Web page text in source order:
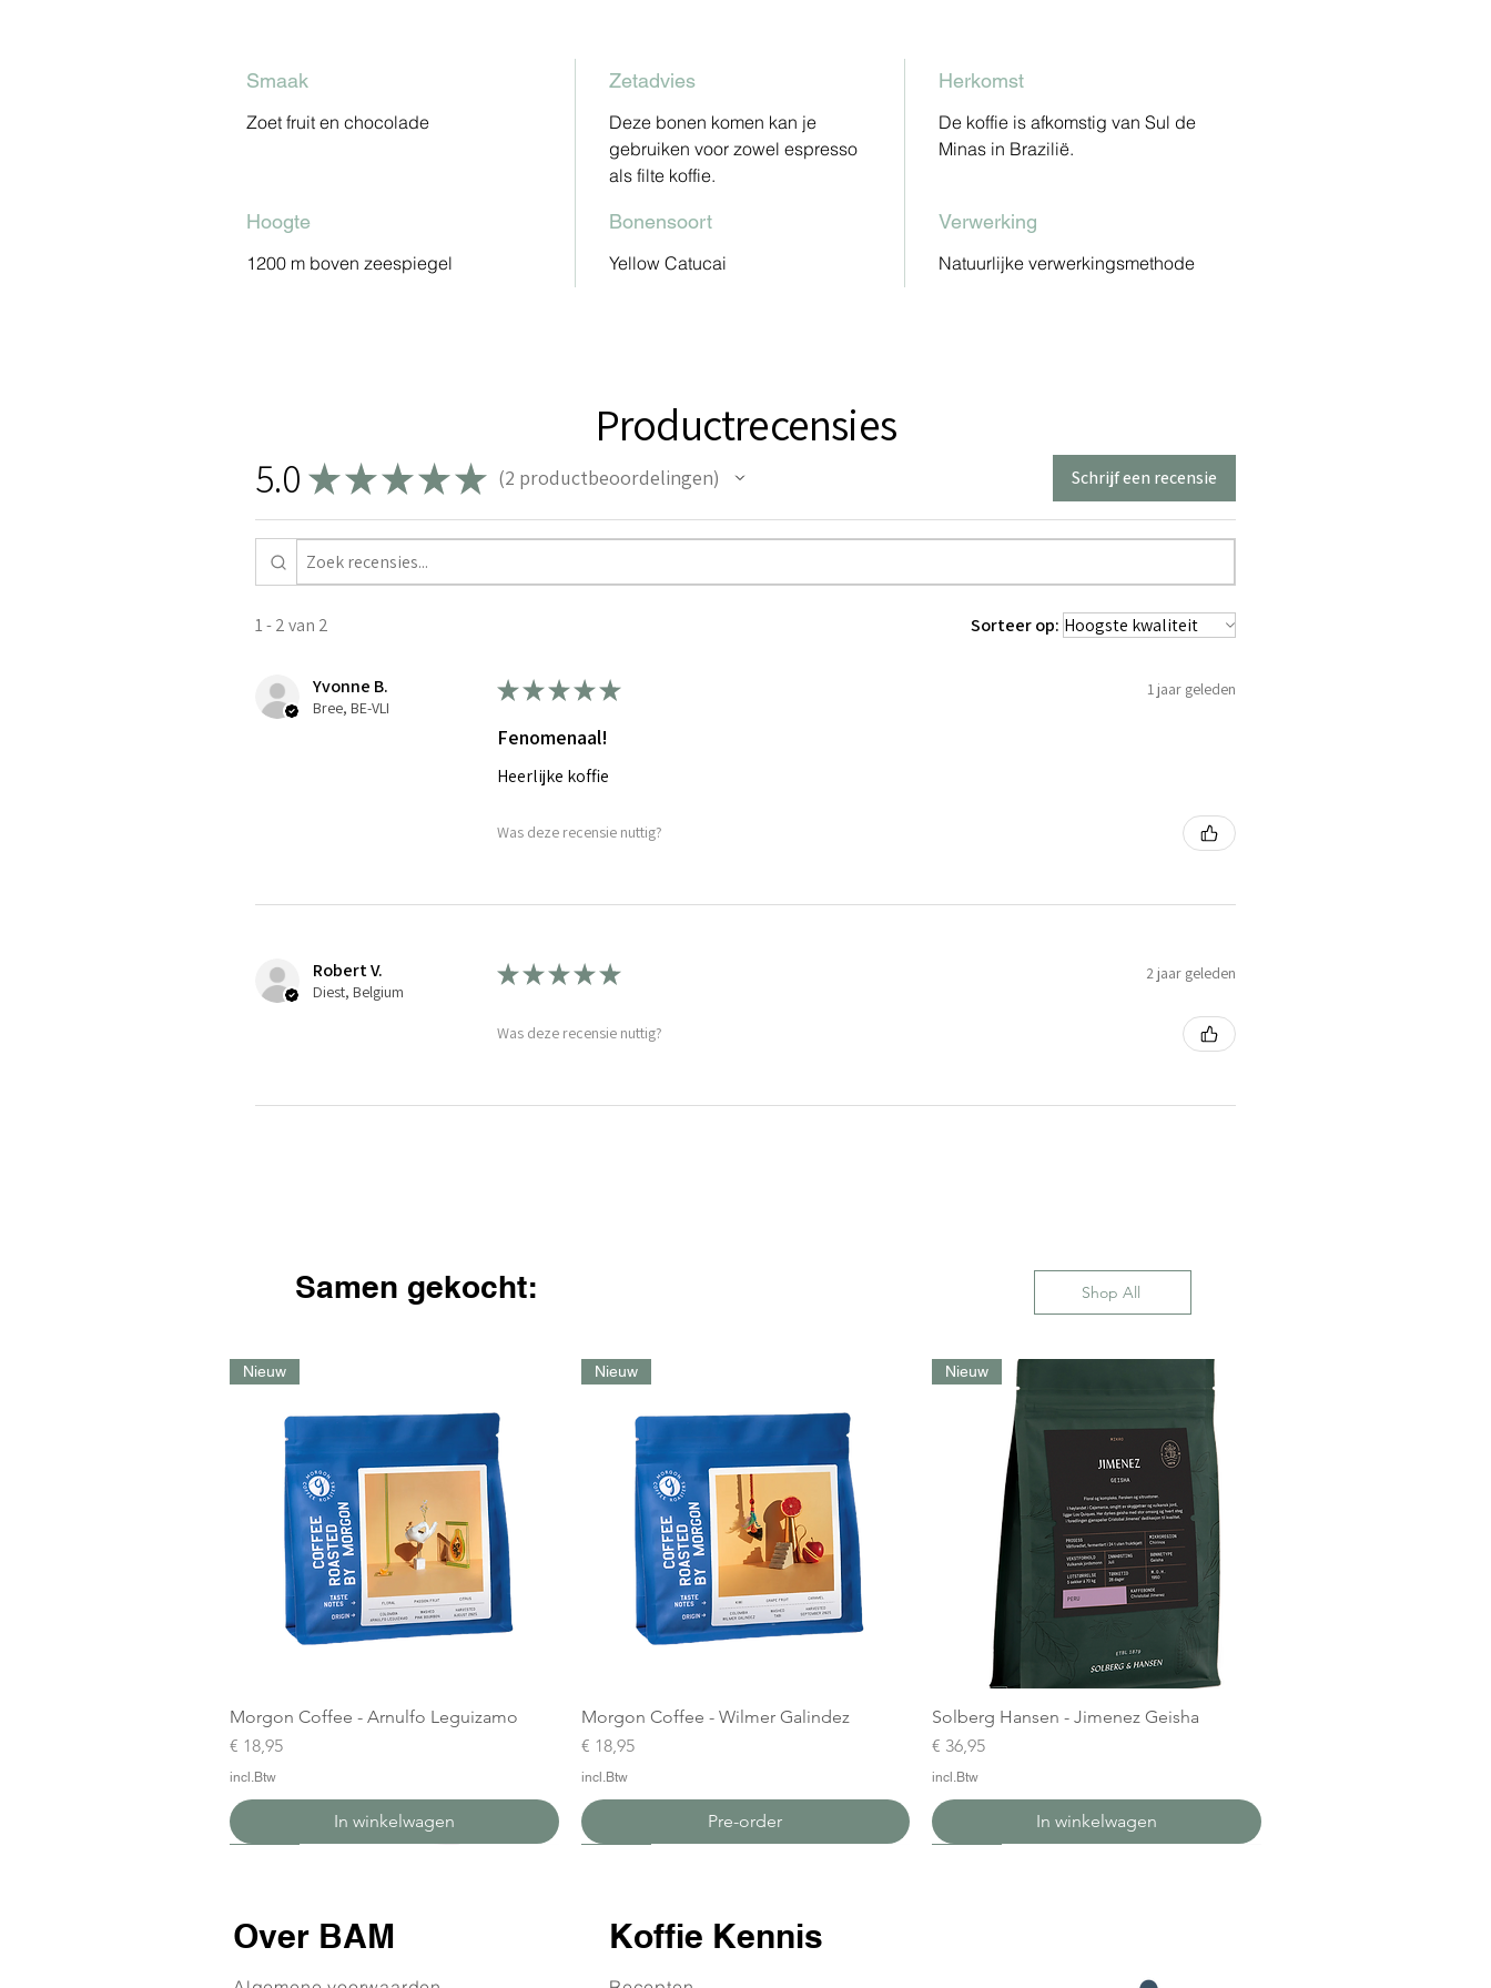
Smaak
Zoet fruit en chocolade
Zetadvies
Deze bonen komen kan je
gebruiken voor zowel espresso
als filte koffie.
Herkomst
De koffie is afkomstig van Sul de
Minas in Brazilië.
Hoogte
1200 m boven zeespiegel
Bonensoort
Yellow Catucai
Verwerking
Natuurlijke verwerkingsmethode
Productrecensies
5.0 ★★★★★ 2 productbeoordelingen
2 Schrijf een recensie
1 - 2 van 2 Sorteer op:
Yvonne B.
Bree, BE-VLI
★★★★★ 1 jaar geleden
Fenomenaal!
Heerlijke koffie
Was deze recensie nuttig?
Robert V.
Diest, Belgium
★★★★★ 2 jaar geleden
Was deze recensie nuttig?
Samen gekocht: Shop All
Nieuw
Morgon Coffee - Arnulfo Leguizamo
Prijs
€ 18,95
incl.Btw
In winkelwagen
Nieuw
Morgon Coffee - Wilmer Galindez
Prijs
€ 18,95
incl.Btw
Pre-order
Nieuw
Solberg Hansen - Jimenez Geisha
Prijs
€ 36,95
incl.Btw
In winkelwagen
Over BAM Koffie Kennis